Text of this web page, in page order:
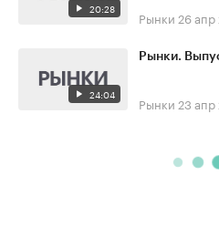
20:28 Рынки 26
24:04
Рынки.
Рынки 23